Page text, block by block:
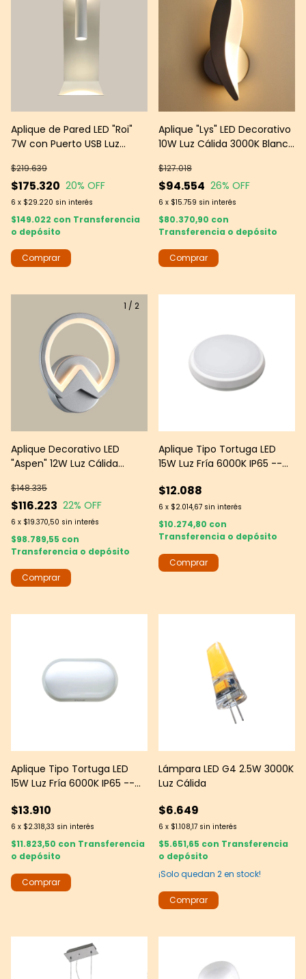
Aplique de Pared LED "Roi"
7W con Puerto USB Luz
Group
$175.320
$219.639
20% OFF
6 x $29.220 sin interés
$149.022 con Transferencia
o depósito
Aplique "Lys" LED Decorativo
10W Luz Cálida 3000K Blanco
$94.554
$127.018
26% OFF
6 x $15.759 sin interés
$80.370,90 con
Transferencia o depósito
1 / 2
Aplique Decorativo LED
"Aspen" 12W Luz Cálida
Group
$116.223
$148.335
22% OFF
6 x $19.370,50 sin interés
$98.789,55 con
Transferencia o depósito
Aplique Tipo Tortuga LED
15W Luz Fría 6000K IP65 --
$12.088
6 x $2.014,67 sin interés
$10.274,80 con
Transferencia o depósito
Aplique Tipo Tortuga LED
15W Luz Fría 6000K IP65 --
$13.910
6 x $2.318,33 sin interés
$11.823,50 con Transferencia
o depósito
Lámpara LED G4 2.5W 3000K
Luz Cálida
$6.649
6 x $1.108,17 sin interés
$5.651,65 con Transferencia
o depósito
¡Solo quedan 2en stock!